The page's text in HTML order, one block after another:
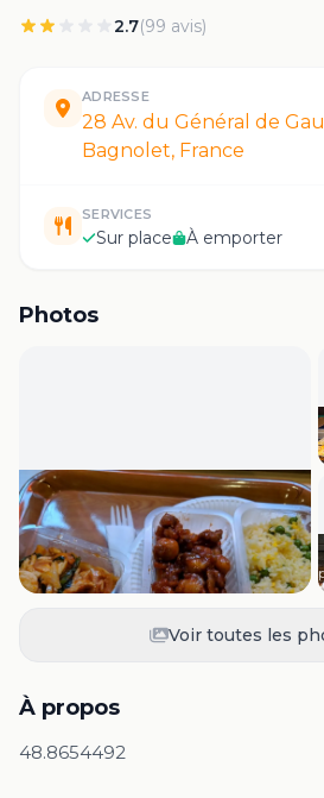
2.7(99 avis)
ADRESSE
28 Av. du Général de
Bagnolet, France
SERVICES
Sur place À emporter
Photos
Voir toutes les
À propos
48.8654492